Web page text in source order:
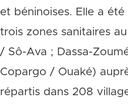
et béninoises. Elle a
trois zones sanitaires
/ Sô-Ava ; Dassa-
Copargo / Ouaké)
répartis dans 208